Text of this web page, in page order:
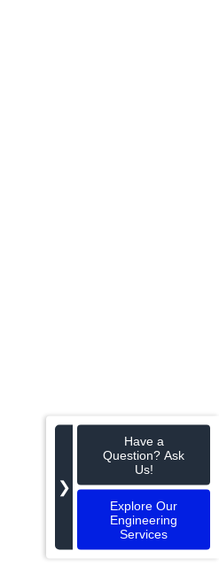
❯
Have a
Question? Ask
Us!
Explore Our
Engineering
Services